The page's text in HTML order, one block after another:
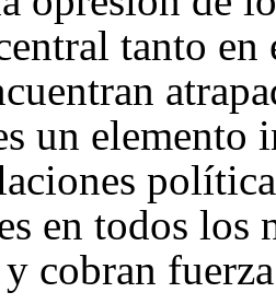
tanto
un
en todos los
cobran